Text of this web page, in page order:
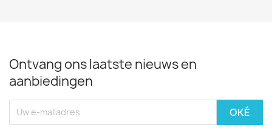
Ontvang ons laatste nieuws en
aanbiedingen